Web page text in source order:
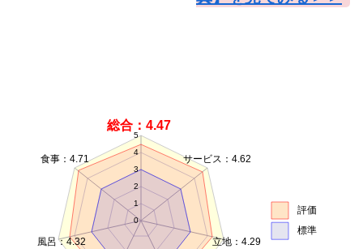
0
1
2
3
4
5
総合：4.47
サービス：4.62
立地：4.29
風呂：4.32
食事：4.71
評価
標準